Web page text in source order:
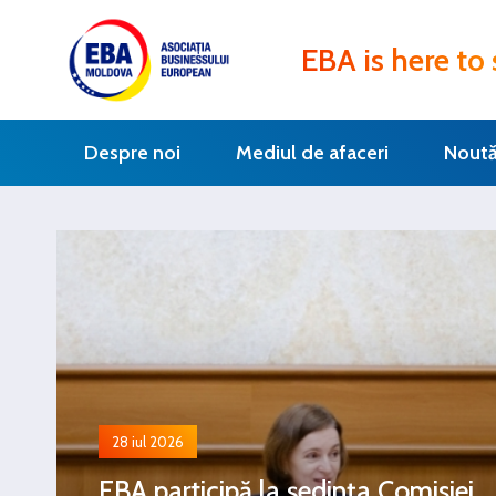
EBA is here
Despre noi Mediul de afaceri
28 iul 2026